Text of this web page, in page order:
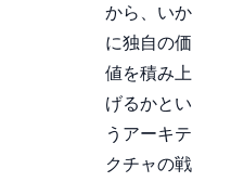
から、いか
に独自の価
値を積み上
げるかとい
うアーキテ
クチャの戦